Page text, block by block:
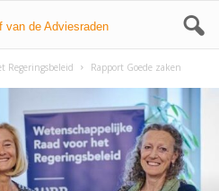
Regeringsbeleid Rapport Goede zaken